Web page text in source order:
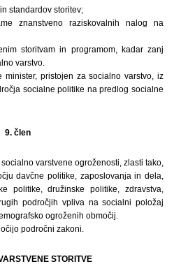
standardov storitev;
znanstveno raziskovalnih nalog na
storitvam in programom, kadar zanj
varstvo.
minister, pristojen za socialno varstvo, iz
socialne politike na predlog socialne
9. člen
varstvene ogroženosti, zlasti tako,
davčne politike, zaposlovanja in dela,
politike, družinske politike, zdravstva,
področjih vpliva na socialni položaj
ogroženih območij.
področni zakoni.
STORITVE